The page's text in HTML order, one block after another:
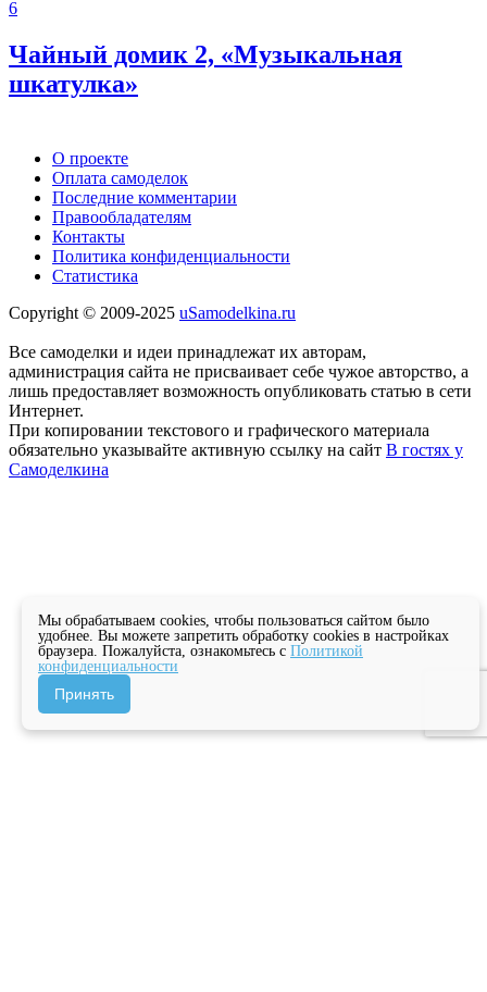
6
Чайный домик 2, «Музыкальная
шкатулка»
О проекте
Оплата самоделок
Последние комментарии
Правообладателям
Контакты
Политика конфиденциальности
Статистика
Copyright © 2009-2025 uSamodelkina.ru
Все самоделки и идеи принадлежат их авторам,
администрация сайта не присваивает себе чужое авторство, а
лишь предоставляет возможность опубликовать статью в сети
Интернет.
При копировании текстового и графического материала
обязательно указывайте активную ссылку на сайт В гостях у
Самоделкина
Мы обрабатываем cookies, чтобы пользоваться сайтом было
удобнее. Вы можете запретить обработку cookies в настройках
браузера. Пожалуйста, ознакомьтесь с Политикой
конфиденциальности
Принять